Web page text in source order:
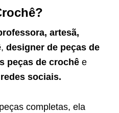
artesã,
, designer de peças de
peças de crochê e
redes sociais.
completas, ela